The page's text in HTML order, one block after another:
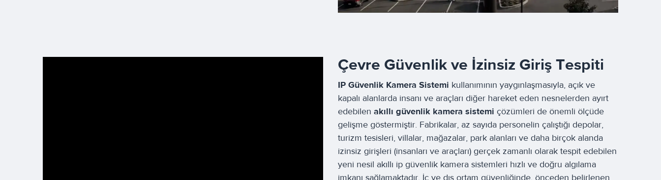
Çevre Güvenlik ve İzinsiz Giriş Tespiti
IP Güvenlik Kamera Sistemi kullanımının yaygınlaşmasıyla, açık ve
kapalı alanlarda insanı ve araçları diğer hareket eden nesnelerden ayırt
edebilen akıllı güvenlik kamera sistemi çözümleri de önemli ölçüde
gelişme göstermiştir. Fabrikalar, az sayıda personelin çalıştığı depolar,
turizm tesisleri, villalar, mağazalar, park alanları ve daha birçok alanda
izinsiz girişleri (insanları ve araçları) gerçek zamanlı olarak tespit edebilen
yeni nesil akıllı ip güvenlik kamera sistemleri hızlı ve doğru algılama
imkanı sağlamaktadır. İç ve dış ortam güvenliğinde, önceden belirlenen